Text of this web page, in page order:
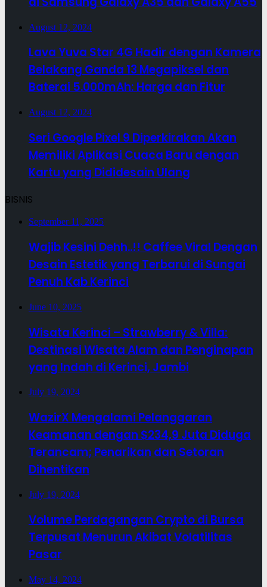
August 12, 2024
Lava Yuva Star 4G Hadir dengan Kamera
Belakang Ganda 13 Megapiksel dan
Baterai 5.000mAh: Harga dan Fitur
August 12, 2024
Seri Google Pixel 9 Diperkirakan Akan
Memiliki Aplikasi Cuaca Baru dengan
Kartu yang Dididesain Ulang
BISNIS
September 11, 2025
Wajib Kesini Dehh..!! Caffee Viral Dengan
Desain Estetik yang Terbarui di Sungai
Penuh Kab Kerinci
June 10, 2025
Wisata Kerinci – Strawberry & Villa:
Destinasi Wisata Alam dan Penginapan
yang Indah di Kerinci, Jambi
July 19, 2024
WazirX Mengalami Pelanggaran
Keamanan dengan $234,9 Juta Diduga
Terancam; Penarikan dan Setoran
Dihentikan
July 19, 2024
Volume Perdagangan Crypto di Bursa
Terpusat Menurun Akibat Volatilitas
Pasar
May 14, 2024